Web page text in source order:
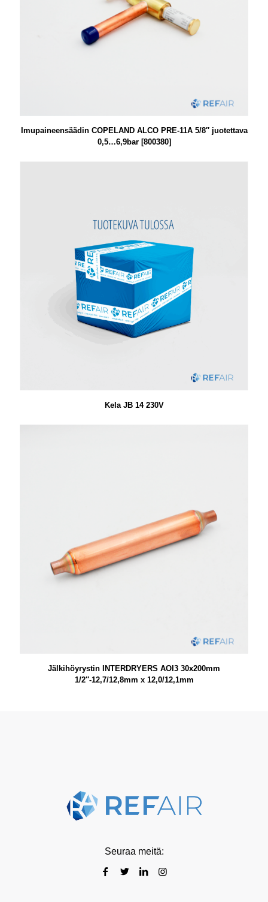
Imupaineensäädin COPELAND ALCO PRE-11A 5/8″ juotettava
0,5…6,9bar [800380]
Kela JB 14 230V
Jälkihöyrystin INTERDRYERS AOI3 30x200mm
1/2″-12,7/12,8mm x 12,0/12,1mm
Seuraa meitä: